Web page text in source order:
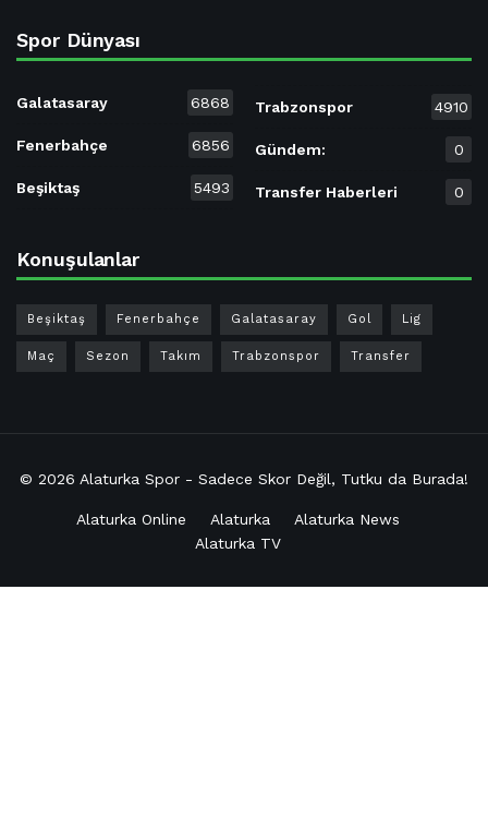
Spor Dünyası
Galatasaray 6868
Fenerbahçe 6856
Beşiktaş 5493
Trabzonspor 4910
Gündem: 0
Transfer Haberleri 0
Konuşulanlar
Beşiktaş Fenerbahçe Galatasaray Gol Lig
Maç Sezon Takım Trabzonspor Transfer
© 2026 Alaturka Spor - Sadece Skor Değil, Tutku da Burada!
Alaturka Online Alaturka
Alaturka News
Alaturka TV